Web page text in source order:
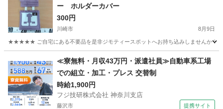
ー ホルダーカバー
300円
川崎市 8月9日
★★★★★ ご自宅にある不要品を是非ジモティースポットへお持ち込みしませんか？
家庭用品 トイレットペーパー
≪寮無料・月収43万円・派遣社員≫自動車系工場
での組立・加工・プレス 交替制
時給1,900円
フジ技研株式会社 神奈川支店
藤沢市 提携サイト